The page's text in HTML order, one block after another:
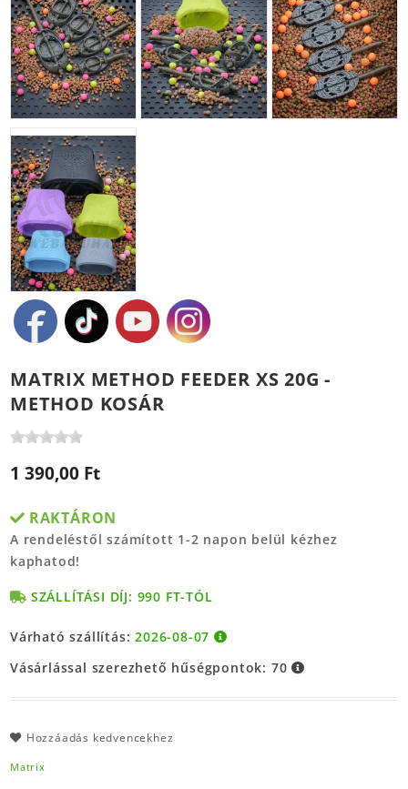
MATRIX METHOD FEEDER XS 20G -
METHOD KOSÁR
1 390,00 Ft
RAKTÁRON
A rendeléstől számított 1-2 napon belül kézhez
kaphatod!
SZÁLLÍTÁSI DÍJ: 990 FT-TÓL
Várható szállítás:2026-08-07
Vásárlással szerezhető hűségpontok: 70
Hozzáadás kedvencekhez
Matrix